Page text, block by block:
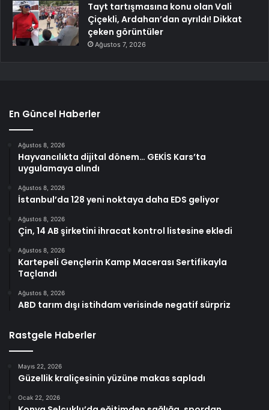
Tayt tartışmasına konu olan Vali
Çiçekli, Ardahan’dan ayrıldı! Dikkat
çeken görüntüler
Ağustos 7, 2026
En Güncel Haberler
Ağustos 8, 2026
Hayvancılıkta dijital dönem… GEKİS Kars’ta
uygulamaya alındı
Ağustos 8, 2026
İstanbul’da 128 yeni noktaya daha EDS geliyor
Ağustos 8, 2026
Çin, 14 AB şirketini ihracat kontrol listesine ekledi
Ağustos 8, 2026
Kartepeli Gençlerin Kamp Macerası Sertifikayla
Taçlandı
Ağustos 8, 2026
ABD tarım dışı istihdam verisinde negatif sürpriz
Rastgele Haberler
Mayıs 22, 2026
Güzellik kraliçesinin yüzüne makas sapladı
Ocak 22, 2026